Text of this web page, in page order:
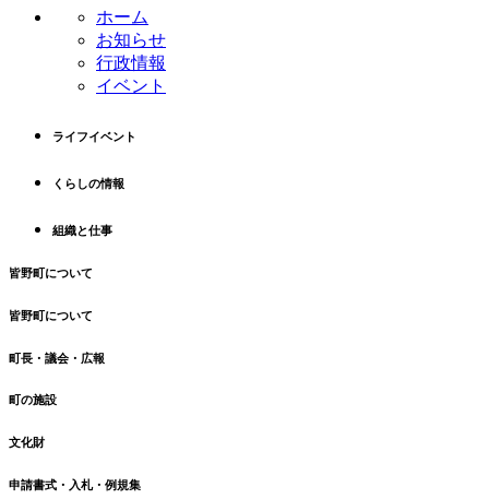
ホーム
お知らせ
行政情報
イベント
ライフイベント
くらしの情報
組織と仕事
皆野町について
皆野町について
町長・議会・広報
町の施設
文化財
申請書式・入札・例規集